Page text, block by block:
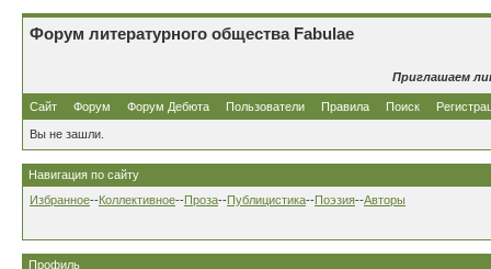
Форум литературного общества Fabulae
Приглашаем
Сайт Форум Форум Дебюта Пользователи Правила Поиск
Вы не зашли.
Навигация по сайту
Избранное--Коллективное--Проза--Публицистика--Поэзия--Авторы
Профиль